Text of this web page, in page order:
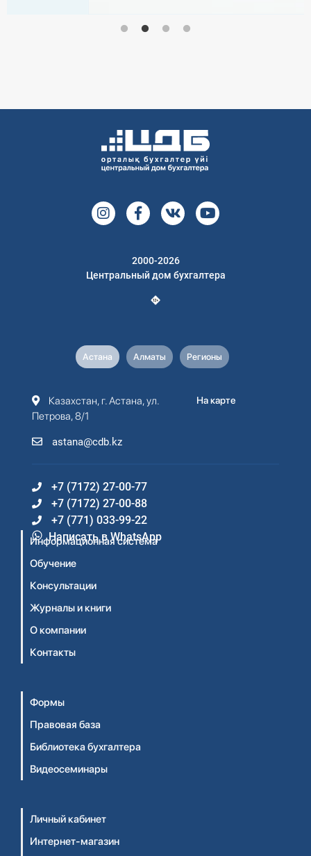
2000-2026
Центральный дом бухгалтера
Астана Алматы Регионы
Казахстан, г. Астана, ул.
Петрова, 8/1
astana@cdb.kz
На карте
+7 (7172) 27-00-77
+7 (7172) 27-00-88
+7 (771) 033-99-22
Написать в WhatsApp
Информационная система
Обучение
Консультации
Журналы и книги
О компании
Контакты
Формы
Правовая база
Библиотека бухгалтера
Видеосеминары
Личный кабинет
Интернет-магазин